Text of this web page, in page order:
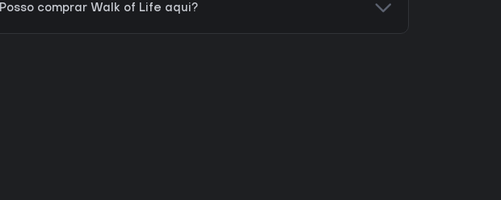
Posso comprar Walk of Life aqui?